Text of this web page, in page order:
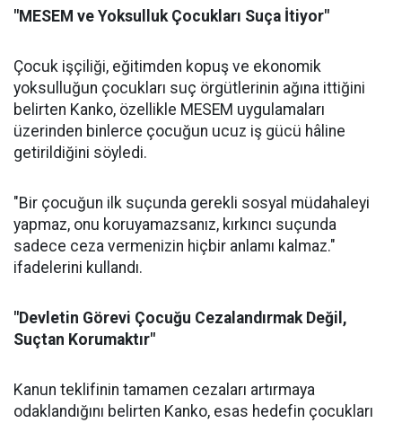
"MESEM ve Yoksulluk Çocukları Suça İtiyor"
Çocuk işçiliği, eğitimden kopuş ve ekonomik
yoksulluğun çocukları suç örgütlerinin ağına ittiğini
belirten Kanko, özellikle MESEM uygulamaları
üzerinden binlerce çocuğun ucuz iş gücü hâline
getirildiğini söyledi.
"Bir çocuğun ilk suçunda gerekli sosyal müdahaleyi
yapmaz, onu koruyamazsanız, kırkıncı suçunda
sadece ceza vermenizin hiçbir anlamı kalmaz."
ifadelerini kullandı.
"Devletin Görevi Çocuğu Cezalandırmak Değil,
Suçtan Korumaktır"
Kanun teklifinin tamamen cezaları artırmaya
odaklandığını belirten Kanko, esas hedefin çocukları